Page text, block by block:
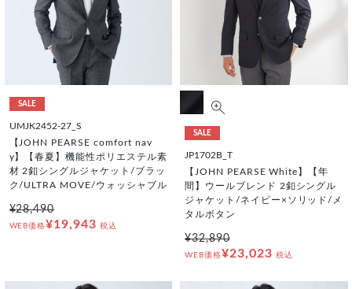
SALE
UMJK2452-27_S
【JOHN PEARSE comfort nav
y】【春夏】機能性ポリエステル素
材 2釦シングルジャケット/ブラッ
ク/ULTRA MOVE/ウォッシャブル
¥28,490
WEB価格¥19,943 税込
SALE
JP1702B_T
【JOHN PEARSE White】【年
間】ウールブレンド 2釦シングル
ジャケット/ネイビー×ソリッド/メ
タルボタン
¥32,890
WEB価格¥23,023 税込